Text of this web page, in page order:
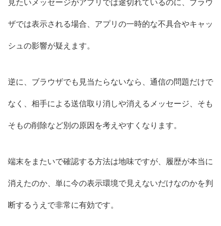
見たいメッセージがアプリでは途切れているのに、ブラウ
ザでは表示される場合、アプリの一時的な不具合やキャッ
シュの影響が疑えます。
逆に、ブラウザでも見当たらないなら、通信の問題だけで
なく、相手による送信取り消しや消えるメッセージ、そも
そもの削除など別の原因を考えやすくなります。
端末をまたいで確認する方法は地味ですが、履歴が本当に
消えたのか、単に今の表示環境で見えないだけなのかを判
断するうえで非常に有効です。